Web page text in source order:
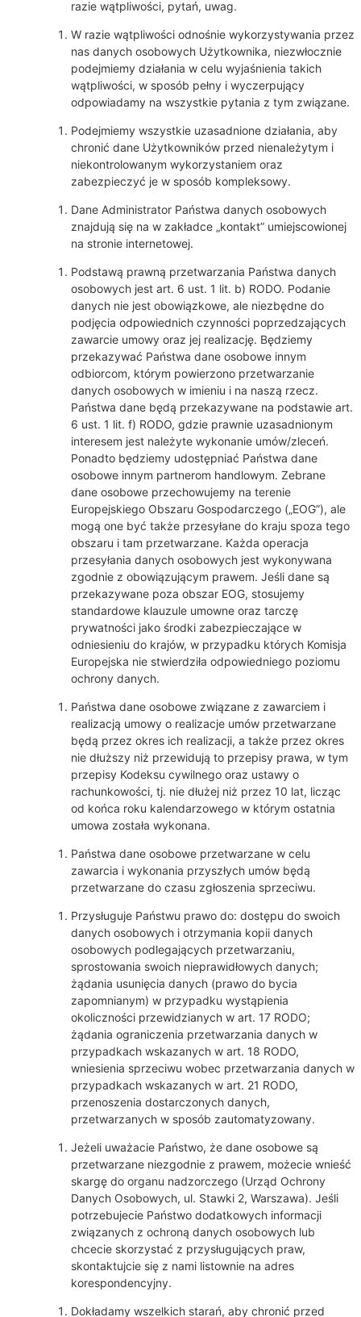
razie wątpliwości, pytań, uwag.
W razie wątpliwości odnośnie wykorzystywania przez
nas danych osobowych Użytkownika, niezwłocznie
podejmiemy działania w celu wyjaśnienia takich
wątpliwości, w sposób pełny i wyczerpujący
odpowiadamy na wszystkie pytania z tym związane.
Podejmiemy wszystkie uzasadnione działania, aby
chronić dane Użytkowników przed nienależytym i
niekontrolowanym wykorzystaniem oraz
zabezpieczyć je w sposób kompleksowy.
Dane Administrator Państwa danych osobowych
znajdują się na w zakładce „kontakt” umiejscowionej
na stronie internetowej.
Podstawą prawną przetwarzania Państwa danych
osobowych jest art. 6 ust. 1 lit. b) RODO. Podanie
danych nie jest obowiązkowe, ale niezbędne do
podjęcia odpowiednich czynności poprzedzających
zawarcie umowy oraz jej realizację. Będziemy
przekazywać Państwa dane osobowe innym
odbiorcom, którym powierzono przetwarzanie
danych osobowych w imieniu i na naszą rzecz.
Państwa dane będą przekazywane na podstawie art.
6 ust. 1 lit. f) RODO, gdzie prawnie uzasadnionym
interesem jest należyte wykonanie umów/zleceń.
Ponadto będziemy udostępniać Państwa dane
osobowe innym partnerom handlowym. Zebrane
dane osobowe przechowujemy na terenie
Europejskiego Obszaru Gospodarczego („EOG”), ale
mogą one być także przesyłane do kraju spoza tego
obszaru i tam przetwarzane. Każda operacja
przesyłania danych osobowych jest wykonywana
zgodnie z obowiązującym prawem. Jeśli dane są
przekazywane poza obszar EOG, stosujemy
standardowe klauzule umowne oraz tarczę
prywatności jako środki zabezpieczające w
odniesieniu do krajów, w przypadku których Komisja
Europejska nie stwierdziła odpowiedniego poziomu
ochrony danych.
Państwa dane osobowe związane z zawarciem i
realizacją umowy o realizacje umów przetwarzane
będą przez okres ich realizacji, a także przez okres
nie dłuższy niż przewidują to przepisy prawa, w tym
przepisy Kodeksu cywilnego oraz ustawy o
rachunkowości, tj. nie dłużej niż przez 10 lat, licząc
od końca roku kalendarzowego w którym ostatnia
umowa została wykonana.
Państwa dane osobowe przetwarzane w celu
zawarcia i wykonania przyszłych umów będą
przetwarzane do czasu zgłoszenia sprzeciwu.
Przysługuje Państwu prawo do: dostępu do swoich
danych osobowych i otrzymania kopii danych
osobowych podlegających przetwarzaniu,
sprostowania swoich nieprawidłowych danych;
żądania usunięcia danych (prawo do bycia
zapomnianym) w przypadku wystąpienia
okoliczności przewidzianych w art. 17 RODO;
żądania ograniczenia przetwarzania danych w
przypadkach wskazanych w art. 18 RODO,
wniesienia sprzeciwu wobec przetwarzania danych w
przypadkach wskazanych w art. 21 RODO,
przenoszenia dostarczonych danych,
przetwarzanych w sposób zautomatyzowany.
Jeżeli uważacie Państwo, że dane osobowe są
przetwarzane niezgodnie z prawem, możecie wnieść
skargę do organu nadzorczego (Urząd Ochrony
Danych Osobowych, ul. Stawki 2, Warszawa). Jeśli
potrzebujecie Państwo dodatkowych informacji
związanych z ochroną danych osobowych lub
chcecie skorzystać z przysługujących praw,
skontaktujcie się z nami listownie na adres
korespondencyjny.
Dokładamy wszelkich starań, aby chronić przed